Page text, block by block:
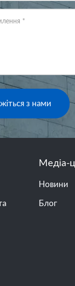
*
з нами
Медіа-
Новини
Блог